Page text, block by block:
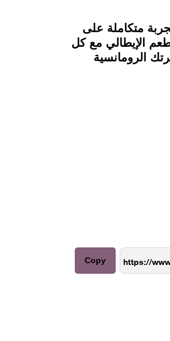
متكاملة على
الإيطالي مع كل
الرومانسية
Copy